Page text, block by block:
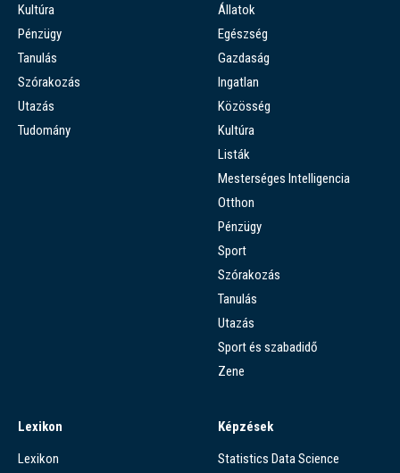
Kultúra
Pénzügy
Tanulás
Szórakozás
Utazás
Tudomány
Állatok
Egészség
Gazdaság
Ingatlan
Közösség
Kultúra
Listák
Mesterséges Intelligencia
Otthon
Pénzügy
Sport
Szórakozás
Tanulás
Utazás
Sport és szabadidő
Zene
Lexikon
Lexikon
Képzések
Statistics Data Science